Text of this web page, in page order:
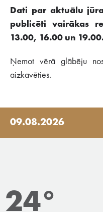
Dati par aktuālu
publicēti vairākas
13.00, 16.00 un
Ņemot vērā glābēju
aizkavēties.
09.08.2026
24°